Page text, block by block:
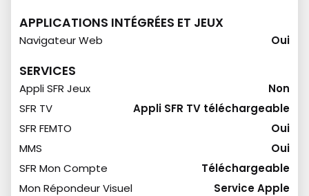
APPLICATIONS INTÉGRÉES ET JEUX
Navigateur Web Oui
SERVICES
Appli SFR Jeux
Non
SFR TV
Appli SFR TV téléchargeable
SFR FEMTO
Oui
MMS
Oui
SFR Mon Compte
Téléchargeable
Mon Répondeur Visuel
Service Apple